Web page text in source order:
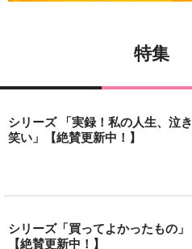
特集
シリーズ 「実録！私の人生、泣き
笑い」【絶賛更新中！】
シリーズ「買ってよかったもの」
【絶賛更新中！】